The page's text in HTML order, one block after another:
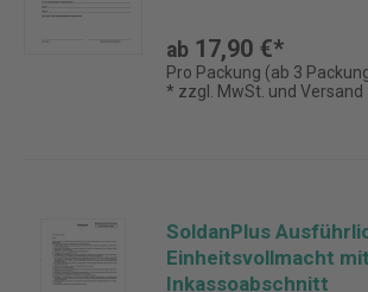
ab 17,90 €*
Pro Packung (ab 3
* zzgl. MwSt. und Versand
SoldanPlus
Einheitsvollmacht mit
Inkassoabschnitt